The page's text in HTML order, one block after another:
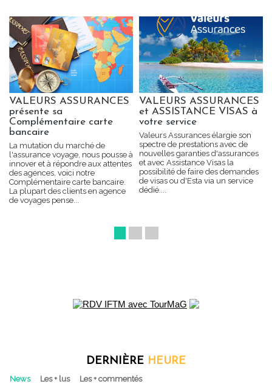
VALEURS ASSURANCES
présente sa
Complémentaire carte
bancaire
La mutation du marché de
l'assurance voyage, nous pousse à
innover et à répondre aux attentes
des agences, voici notre
Complémentaire carte bancaire.
La plupart des clients en agence
de voyages pense...
VALEURS ASSURANCES
et ASSISTANCE VISAS à
votre service
Valeurs Assurances élargie son
spectre de prestations avec de
nouvelles garanties d'assurances
et avec Assistance Visas la
possibilité de faire des demandes
de visas ou d'Esta via un service
dédié....
DERNIÈRE HEURE
News Les + lus Les + commentés